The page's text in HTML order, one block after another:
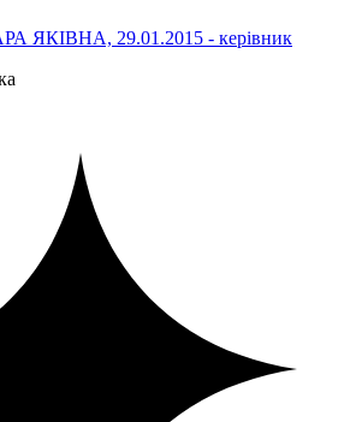
ЯКІВНА, 29.01.2015 - керівник